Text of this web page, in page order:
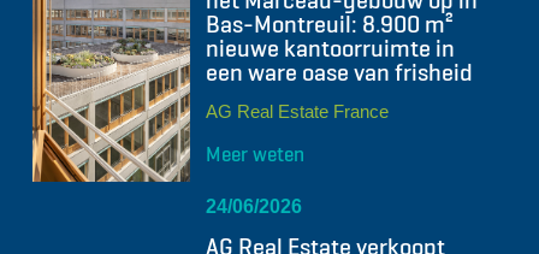
Bas-Montreuil: 8.900 m²
nieuwe kantoorruimte in
een ware oase van frisheid
AG Real Estate France
Meer weten
24/06/2026
AG Real Estate verkoopt